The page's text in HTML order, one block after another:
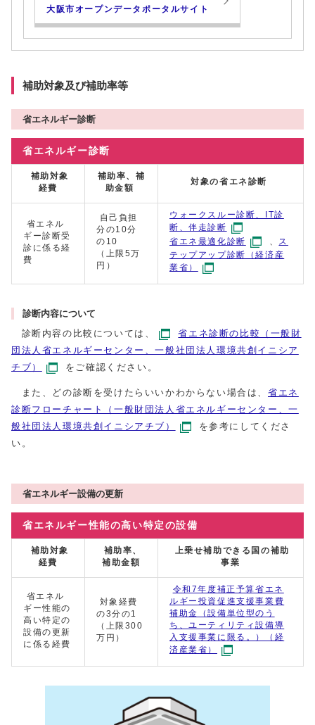
大阪市オープンデータポータルサイト
補助対象及び補助率等
省エネルギー診断
省エネルギー診断
補助対象
経費
補助率、補
助金額
対象の省エネ診断
省エネル
ギー診断受
診に係る経
費
自己負担
分の10分
の10
（上限5万
円）
ウォークスルー診断、IT診
断、伴走診断
省エネ最適化診断
ス
テップアップ診断（経済産
業省）
診断内容について
診断内容の比較については、
省エネ診断の比較（一般財
団法人省エネルギーセンター、一般社団法人環境共創イニシア
チブ）
をご確認ください。
また、どの診断を受けたらいいかわからない場合は、省エネ
診断フローチャート（一般財団法人省エネルギーセンター、一
般社団法人環境共創イニシアチブ）
を参考にしてくださ
い。
省エネルギー設備の更新
省エネルギー性能の高い特定の設備
補助対象
経費
補助率、
補助金額
上乗せ補助できる国の補助
事業
省エネル
ギー性能の
高い特定の
設備の更新
に係る経費
対象経費
の3分の1
（上限300
万円）
令和7年度補正予算省エネ
ルギー投資促進支援事業費
補助金（設備単位型のう
ち、ユーティリティ設備導
入支援事業に限る。）（経
済産業省）